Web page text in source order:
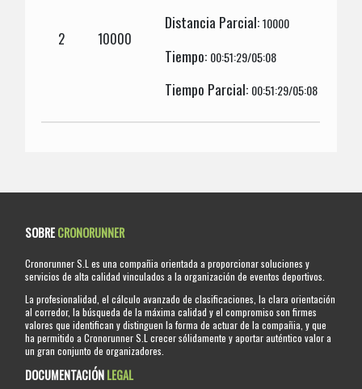
2 10000
Distancia Parcial:10000
Tiempo: 00:51:29/05:08
Tiempo Parcial: 00:51:29/05:08
SOBRECRONORUNNER
Cronorunner S.L es una compañia orientada a proporcionar soluciones y
servicios de alta calidad vinculados a la organización de eventos deportivos.
La profesionalidad, el cálculo avanzado de clasificaciones, la clara orientación
al corredor, la búsqueda de la máxima calidad y el compromiso son firmes
valores que identifican y distinguen la forma de actuar de la compañia, y que
ha permitido a Cronorunner S.L crecer sólidamente y aportar auténtico valor a
un gran conjunto de organizadores.
DOCUMENTACIÓNLEGAL